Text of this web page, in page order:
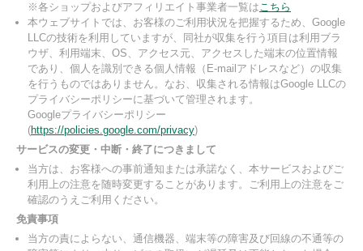
※各ショップおよびアフィリエイト事業者一覧はこちら
本ウェブサイトでは、お客様のご利用状況を把握するため、Google
LLCの技術を利用していますが、同社が収集を行う項目は利用ブラ
ウザ、利用端末、OS、アクセス元、アクセスした端末の位置情報
であり、個人を識別できる個人情報（E-mailアドレスなど）の収集
を行うものではありません。なお、収集される情報はGoogle LLCの
プライバシーポリシーに基づいて管理されます。
Googleプライバシーポリシー
(https://policies.google.com/privacy)
サービスの変更・中断・終了につきまして
当方は、お客様への事前通知または承諾なく、本サービスおよびご
利用上の注意を随時変更することがあります。ご利用上の注意をご
確認のうえご利用ください。
免責事項
当方の責によらない、通信機器、端末等の障害及び回線の不通等の